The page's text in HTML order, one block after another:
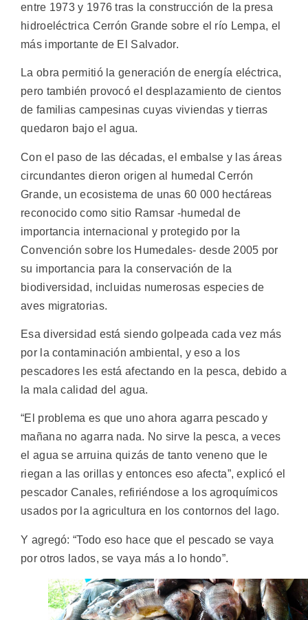
entre 1973 y 1976 tras la construcción de la presa
hidroeléctrica Cerrón Grande sobre el río Lempa, el
más importante de El Salvador.
La obra permitió la generación de energía eléctrica,
pero también provocó el desplazamiento de cientos
de familias campesinas cuyas viviendas y tierras
quedaron bajo el agua.
Con el paso de las décadas, el embalse y las áreas
circundantes dieron origen al humedal Cerrón
Grande, un ecosistema de unas 60 000 hectáreas
reconocido como sitio Ramsar -humedal de
importancia internacional y protegido por la
Convención sobre los Humedales- desde 2005 por
su importancia para la conservación de la
biodiversidad, incluidas numerosas especies de
aves migratorias.
Esa diversidad está siendo golpeada cada vez más
por la contaminación ambiental, y eso a los
pescadores les está afectando en la pesca, debido a
la mala calidad del agua.
“El problema es que uno ahora agarra pescado y
mañana no agarra nada. No sirve la pesca, a veces
el agua se arruina quizás de tanto veneno que le
riegan a las orillas y entonces eso afecta”, explicó el
pescador Canales, refiriéndose a los agroquímicos
usados por la agricultura en los contornos del lago.
Y agregó: “Todo eso hace que el pescado se vaya
por otros lados, se vaya más a lo hondo”.